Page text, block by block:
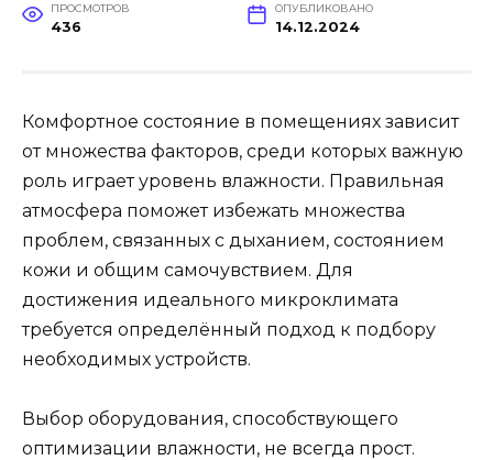
ПРОСМОТРОВ
436
ОПУБЛИКОВАНО
14.12.2024
Комфортное состояние в помещениях зависит
от множества факторов, среди которых важную
роль играет уровень влажности. Правильная
атмосфера поможет избежать множества
проблем, связанных с дыханием, состоянием
кожи и общим самочувствием. Для
достижения идеального микроклимата
требуется определённый подход к подбору
необходимых устройств.
Выбор оборудования, способствующего
оптимизации влажности, не всегда прост.